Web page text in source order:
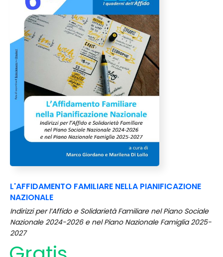
L'AFFIDAMENTO FAMILIARE NELLA PIANIFICAZIONE
NAZIONALE
Indirizzi per l’Affido e Solidarietà Familiare nel Piano Sociale
Nazionale 2024-2026 e nel Piano Nazionale Famiglia 2025-
2027